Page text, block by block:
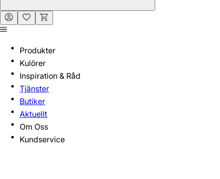
Produkter
Kulörer
Inspiration & Råd
Tjänster
Butiker
Aktuellt
Om Oss
Kundservice